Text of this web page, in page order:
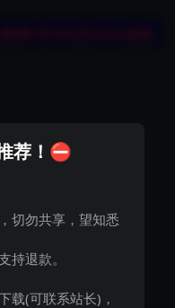
荐！⛔
切勿共享，望知悉
退款。
载(可联系站长)，